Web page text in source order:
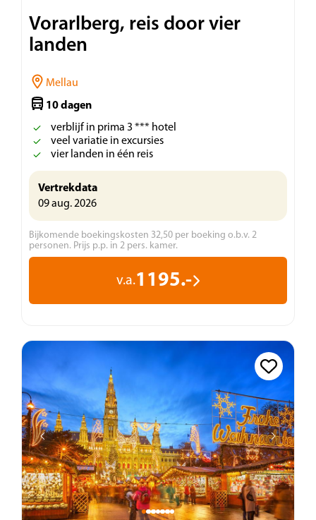
Vorarlberg, reis door vier
landen
Mellau
10 dagen
verblijf in prima 3 *** hotel
veel variatie in excursies
vier landen in één reis
Vertrekdata
09 aug. 2026
Bijkomende boekingskosten 32,50 per boeking o.b.v. 2
personen. Prijs p.p. in 2 pers. kamer.
v.a.1195.-